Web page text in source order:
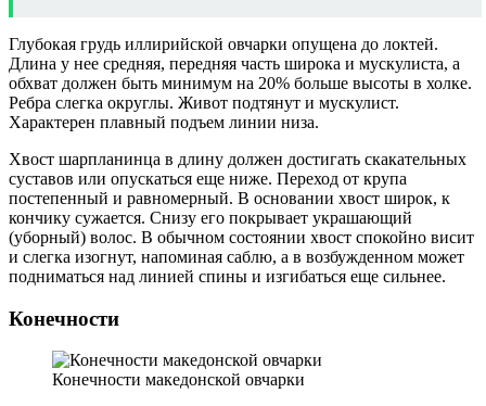
Глубокая грудь иллирийской овчарки опущена до локтей.
Длина у нее средняя, передняя часть широка и мускулиста, а
обхват должен быть минимум на 20% больше высоты в холке.
Ребра слегка округлы. Живот подтянут и мускулист.
Характерен плавный подъем линии низа.
Хвост шарпланинца в длину должен достигать скакательных
суставов или опускаться еще ниже. Переход от крупа
постепенный и равномерный. В основании хвост широк, к
кончику сужается. Снизу его покрывает украшающий
(уборный) волос. В обычном состоянии хвост спокойно висит
и слегка изогнут, напоминая саблю, а в возбужденном может
подниматься над линией спины и изгибаться еще сильнее.
Конечности
Конечности македонской овчарки